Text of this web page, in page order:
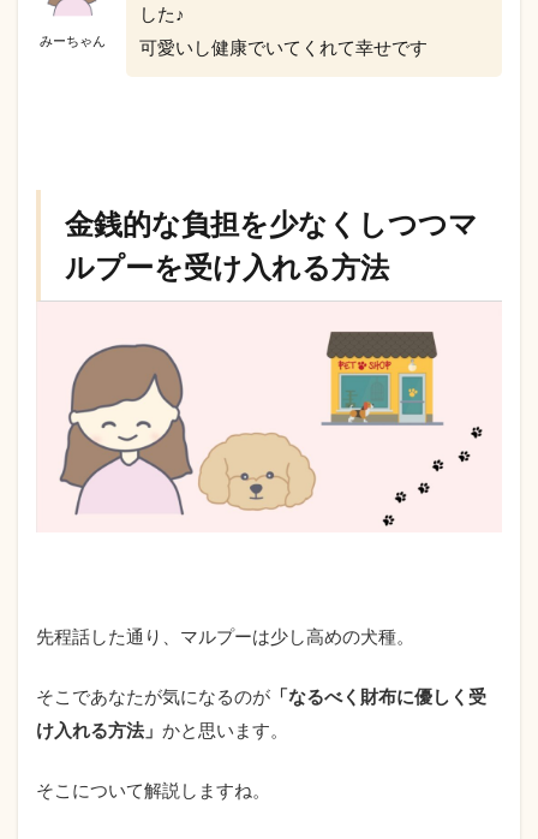
みーちゃん
した♪
可愛いし健康でいてくれて幸せです
金銭的な負担を少なくしつつマ
ルプーを受け入れる方法
先程話した通り、マルプーは少し高めの犬種。
そこであなたが気になるのが 「なるべく財布に優しく受
け入れる方法」 かと思います。
そこについて解説しますね。